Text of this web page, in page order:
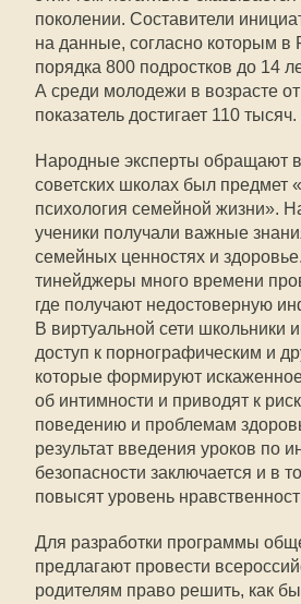
поколении. Составители
на данные, согласно которым в
порядка 800 подростков до 14
А среди молодежи в возрасте от
показатель достигает 110 тысяч.
Народные эксперты обращают
советских школах был предмет
психология семейной жизни».
ученики получали важные
семейных ценностях и
тинейджеры много времени
где получают недостоверную
В виртуальной сети школьники
доступ к порнографическим и
которые формируют
об интимности и приводят к
поведению и проблемам
результат введения уроков по
безопасности заключается и в
повысят уровень
Для разработки программы
предлагают провести
родителям право решить, как